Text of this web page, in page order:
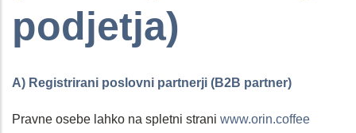
podjetja)
A) Registrirani poslovni partnerji (B2B partner)
Pravne osebe lahko na spletni strani www.orin.coffee